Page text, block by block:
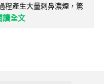
程產生大量刺鼻濃煙，驚
讀全文